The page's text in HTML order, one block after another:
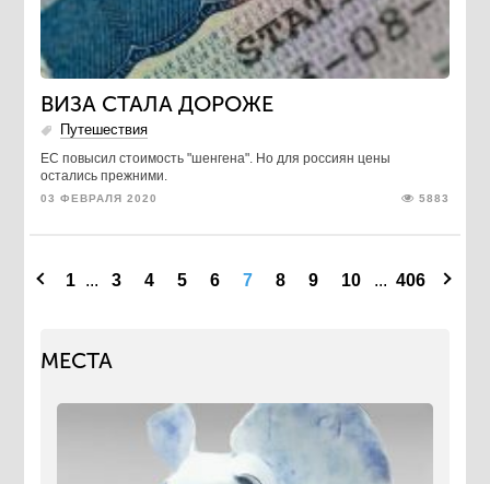
ВИЗА СТАЛА ДОРОЖЕ
Путешествия
ЕС повысил стоимость "шенгена". Но для россиян цены
остались прежними.
03 ФЕВРАЛЯ 2020 5883
1 ... 3 4 5 6 7 8 9 10 ... 406
МЕСТА